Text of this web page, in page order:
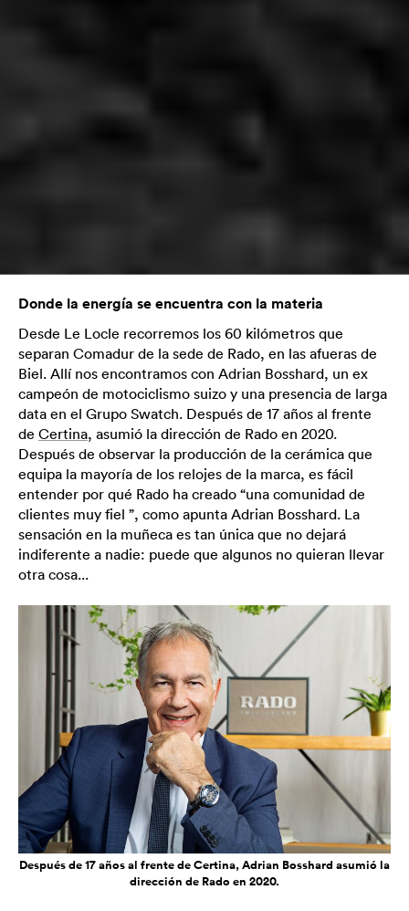
Donde la energía se encuentra con la materia
Desde Le Locle recorremos los 60 kilómetros que
separan Comadur de la sede de Rado, en las afueras de
Biel. Allí nos encontramos con Adrian Bosshard, un ex
campeón de motociclismo suizo y una presencia de larga
data en el Grupo Swatch. Después de 17 años al frente
de Certina, asumió la dirección de Rado en 2020.
Después de observar la producción de la cerámica que
equipa la mayoría de los relojes de la marca, es fácil
entender por qué Rado ha creado “una comunidad de
clientes muy fiel ”, como apunta Adrian Bosshard. La
sensación en la muñeca es tan única que no dejará
indiferente a nadie: puede que algunos no quieran llevar
otra cosa...
Después de 17 años al frente de Certina, Adrian Bosshard asumió la
dirección de Rado en 2020.